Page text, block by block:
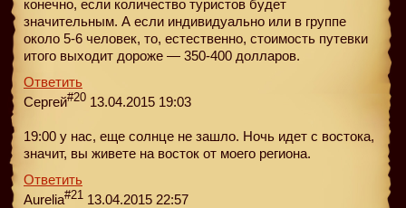
конечно, если количество туристов будет
значительным. А если индивидуально или в группе
около 5-6 человек, то, естественно, стоимость путевки
итого выходит дороже — 350-400 долларов.
Ответить
Сергей#20 13.04.2015 19:03
19:00 у нас, еще солнце не зашло. Ночь идет с востока,
значит, вы живете на восток от моего региона.
Ответить
Aurelia#21 13.04.2015 22:57